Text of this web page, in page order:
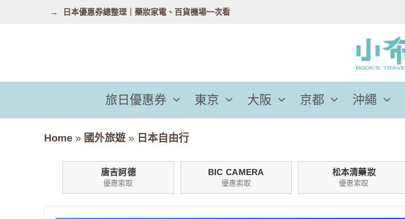
容
日本優惠券總整理｜藥妝家電、百貨機場一次看
旅日優惠券 東京 大阪 京都 沖繩
Home » 國外旅遊 » 日本自由行
唐吉訶德
優惠索取
BIC CAMERA
優惠索取
松本清藥妝
優惠索取